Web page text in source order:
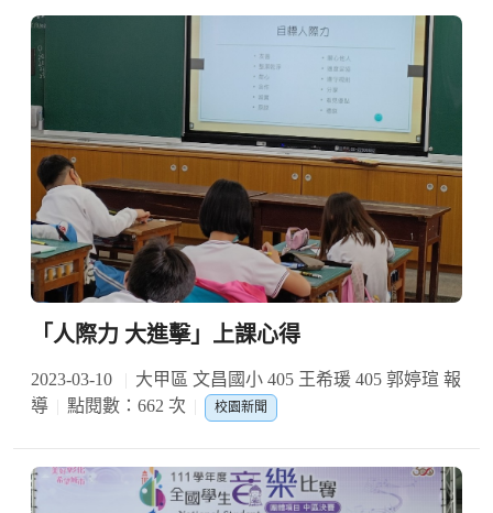
「人際力 大進擊」上課心得
2023-03-10
大甲區 文昌國小 405 王希瑗 405 郭婷瑄 報
導
點閱數：662 次 校園新聞